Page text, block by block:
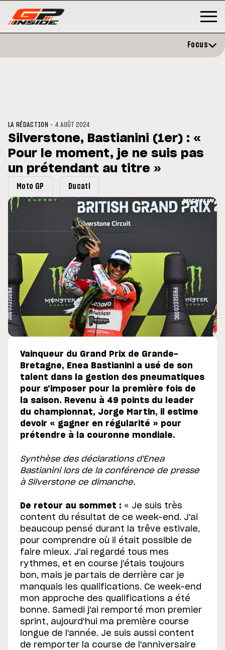
évite l'opération et vise un
en septembre
MOTOGP/ MOTO GP
Doublé Trackhouse en Sprint
Focus
LA RÉDACTION - 4 AOÛT 2024
Silverstone, Bastianini (1er) : «
Pour le moment, je ne suis pas
un prétendant au titre »
Moto GP Ducati
Vainqueur du Grand Prix de Grande-
Bretagne, Enea Bastianini a usé de son
talent dans la gestion des pneumatiques
pour s'imposer pour la première fois de
la saison. Revenu à 49 points du leader
du championnat, Jorge Martin, il estime
devoir « gagner en régularité » pour
prétendre à la couronne mondiale.
Synthèse des déclarations d'Enea
Bastianini lors de la conférence de presse
à Silverstone ce dimanche.
De retour au sommet : « Je suis très
content du résultat de ce week-end. J'ai
beaucoup pensé durant la trêve estivale,
pour comprendre où il était possible de
faire mieux. J'ai regardé tous mes
rythmes, et en course j'étais toujours
bon, mais je partais de derrière car je
manquais les qualifications. Ce week-end
mon approche des qualifications a été
bonne. Samedi j'ai remporté mon premier
sprint, aujourd'hui ma première course
longue de l'année. Je suis aussi content
de remporter la course de l'anniversaire